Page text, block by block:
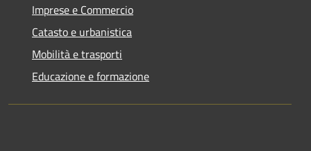
Imprese e Commercio
Catasto e urbanistica
Mobilità e trasporti
Educazione e formazione